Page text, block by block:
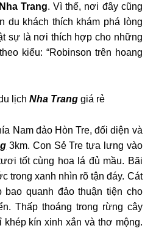
Nha Trang. Vì thế, nơi đây cũng
du khách thích khám phá lòng
sự là nơi thích hợp cho những
kiểu: “Robinson trên hoang
lịchNha Trang giá rẻ
Nam đảo Hòn Tre, đối diện và
3km. Con Sẻ Tre tựa lưng vào
tốt cùng hoa lá đủ mầu. Bãi
trong xanh nhìn rõ tận đáy. Cát
bao quanh đảo thuận tiện cho
Thấp thoáng trong rừng cây
kín xinh xắn và thơ mộng.